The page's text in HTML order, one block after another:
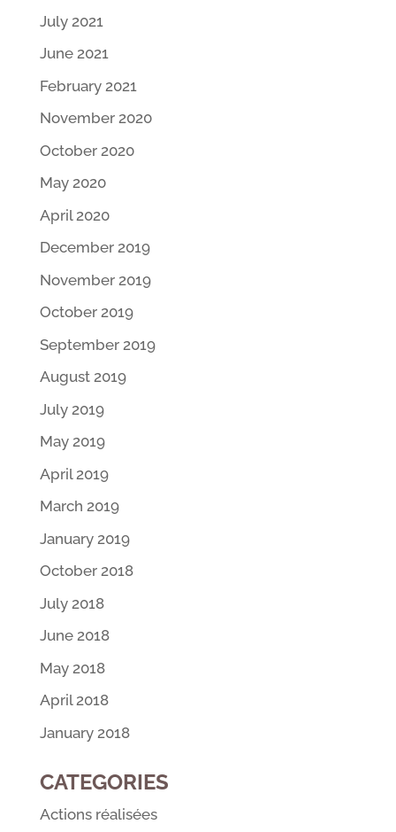
July 2021
June 2021
February 2021
November 2020
October 2020
May 2020
April 2020
December 2019
November 2019
October 2019
September 2019
August 2019
July 2019
May 2019
April 2019
March 2019
January 2019
October 2018
July 2018
June 2018
May 2018
April 2018
January 2018
CATEGORIES
Actions réalisées